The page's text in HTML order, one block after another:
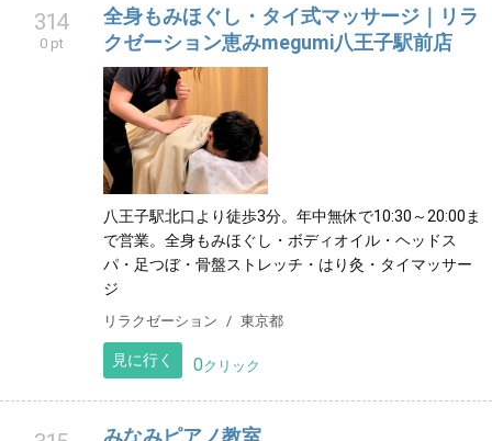
314
0 pt
全身もみほぐし・タイ式マッサージ｜リラ
クゼーション恵みmegumi八王子駅前店
八王子駅北口より徒歩3分。年中無休で10:30～20:00ま
で営業。全身もみほぐし・ボディオイル・ヘッドス
パ・足つぼ・骨盤ストレッチ・はり灸・タイマッサー
ジ
リラクゼーション 東京都
見に行く 0クリック
みなみピアノ教室